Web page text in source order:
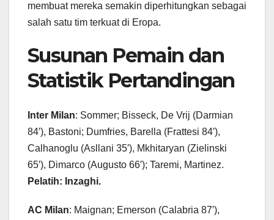
membuat mereka semakin diperhitungkan sebagai
salah satu tim terkuat di Eropa.
Susunan Pemain dan
Statistik Pertandingan
Inter Milan: Sommer; Bisseck, De Vrij (Darmian
84′), Bastoni; Dumfries, Barella (Frattesi 84′),
Calhanoglu (Asllani 35′), Mkhitaryan (Zielinski
65′), Dimarco (Augusto 66′); Taremi, Martinez.
Pelatih: Inzaghi.
AC Milan: Maignan; Emerson (Calabria 87′),